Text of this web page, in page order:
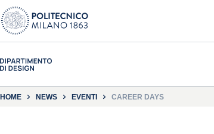
HOME NEWS EVENTI CAREER DAYS